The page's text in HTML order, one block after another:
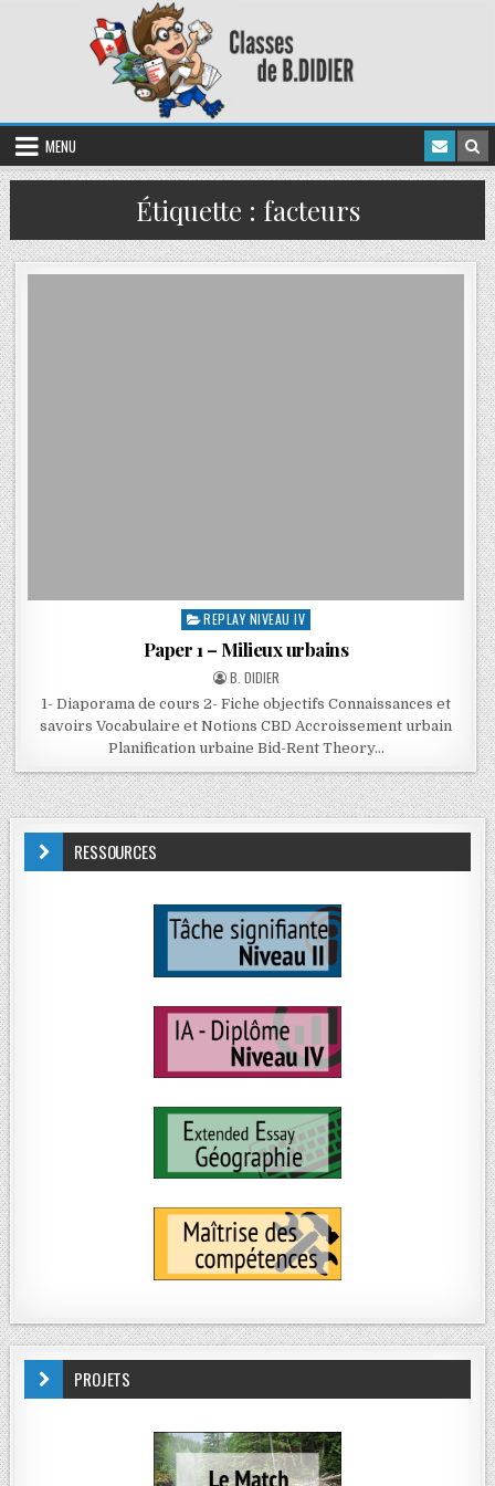
MENU
Étiquette : facteurs
REPLAY NIVEAU IV
Paper 1 – Milieux urbains
B. DIDIER
1- Diaporama de cours 2- Fiche objectifs Connaissances et
savoirs Vocabulaire et Notions CBD Accroissement urbain
Planification urbaine Bid-Rent Theory…
RESSOURCES
PROJETS